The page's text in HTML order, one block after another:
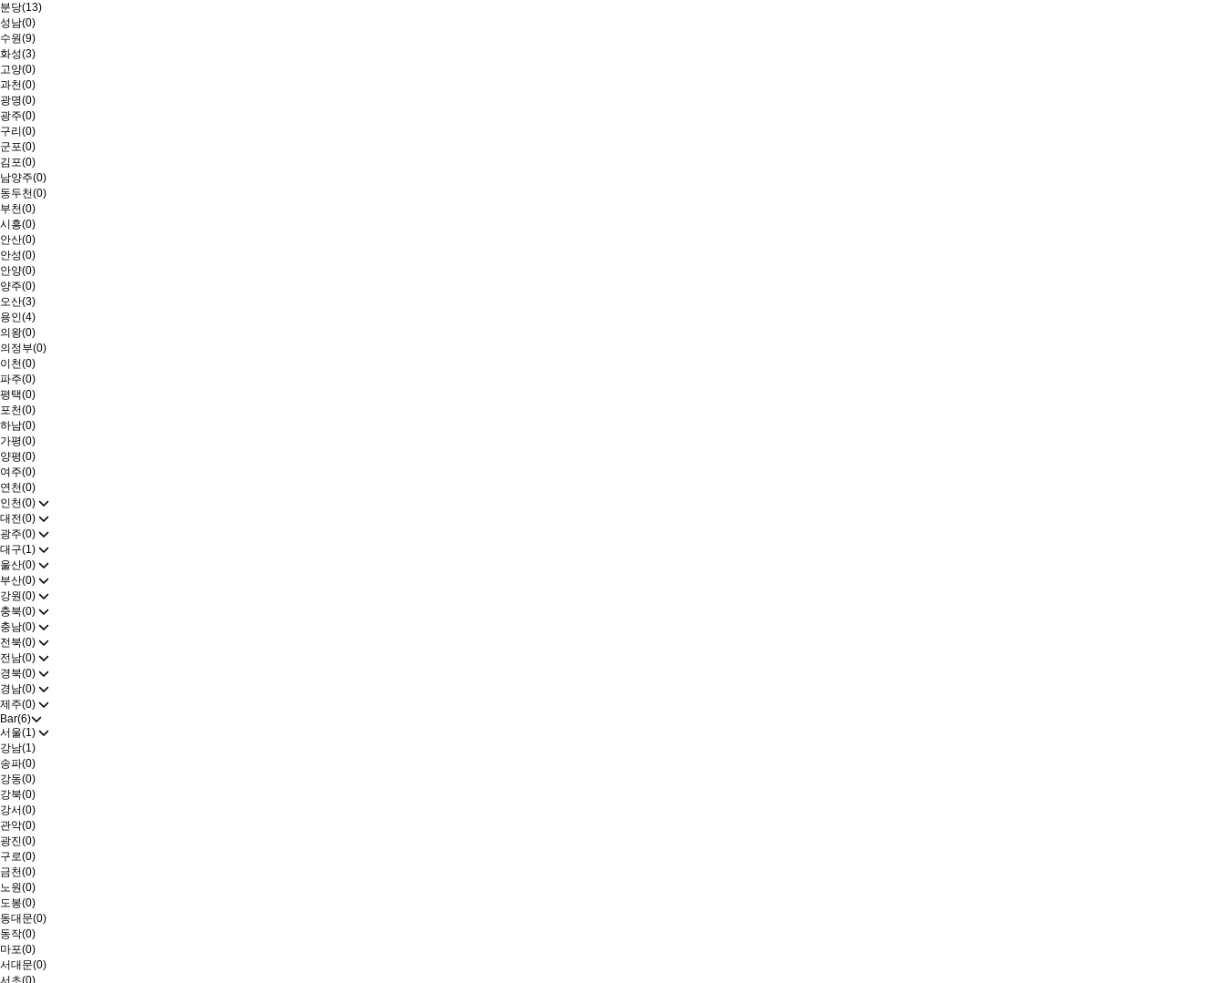
분당(13)
성남(0)
수원(9)
화성(3)
고양(0)
과천(0)
광명(0)
광주(0)
구리(0)
군포(0)
김포(0)
남양주(0)
동두천(0)
부천(0)
시흥(0)
안산(0)
안성(0)
안양(0)
양주(0)
오산(3)
용인(4)
의왕(0)
의정부(0)
이천(0)
파주(0)
평택(0)
포천(0)
하남(0)
가평(0)
양평(0)
여주(0)
연천(0)
인천(0)
대전(0)
광주(0)
대구(1)
울산(0)
부산(0)
강원(0)
충북(0)
충남(0)
전북(0)
전남(0)
경북(0)
경남(0)
제주(0)
Bar(6)
서울(1)
강남(1)
송파(0)
강동(0)
강북(0)
강서(0)
관악(0)
광진(0)
구로(0)
금천(0)
노원(0)
도봉(0)
동대문(0)
동작(0)
마포(0)
서대문(0)
서초(0)